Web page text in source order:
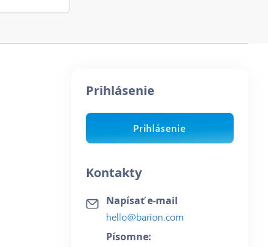
Prihlásenie
Prihlásenie
Kontakty
Napísať e-mail
hello@barion.com
Písomne: